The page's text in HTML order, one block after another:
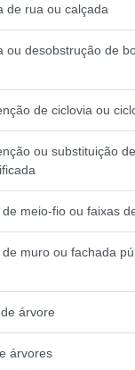
de rua ou calçada
ou desobstrução de
de ciclovia ou
ou substituição
meio-fio ou faixas
muro ou fachada
árvore
árvores